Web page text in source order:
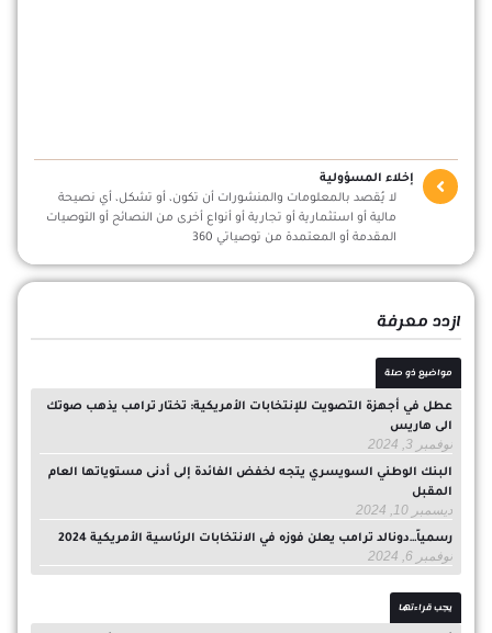
إخلاء المسؤولية
لا يُقصد بالمعلومات والمنشورات أن تكون، أو تشكل، أي نصيحة
مالية أو استثمارية أو تجارية أو أنواع أخرى من النصائح أو التوصيات
المقدمة أو المعتمدة من توصياتي 360
ازدد معرفة
مواضيع ذو صلة
عطل في أجهزة التصويت للإنتخابات الأمريكية: تختار ترامب يذهب صوتك
الى هاريس
نوفمبر 3, 2024
البنك الوطني السويسري يتجه لخفض الفائدة إلى أدنى مستوياتها العام
المقبل
ديسمبر 10, 2024
رسمياً…دونالد ترامب يعلن فوزه في الانتخابات الرئاسية الأمريكية 2024
نوفمبر 6, 2024
يجب قراءتها